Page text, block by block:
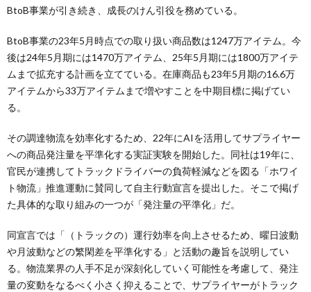
BtoB事業が引き続き、成長のけん引役を務めている。
BtoB事業の23年5月時点での取り扱い商品数は1247万アイテム。今
後は24年5月期には1470万アイテム、25年5月期には1800万アイテ
ムまで拡充する計画を立てている。在庫商品も23年5月期の16.6万
アイテムから33万アイテムまで増やすことを中期目標に掲げてい
る。
その調達物流を効率化するため、22年にAIを活用してサプライヤー
への商品発注量を平準化する実証実験を開始した。同社は19年に、
官民が連携してトラックドライバーの負荷軽減などを図る「ホワイ
ト物流」推進運動に賛同して自主行動宣言を提出した。そこで掲げ
た具体的な取り組みの一つが「発注量の平準化」だ。
同宣言では「（トラックの）運行効率を向上させるため、曜日波動
や月波動などの繁閑差を平準化する」と活動の趣旨を説明してい
る。物流業界の人手不足が深刻化していく可能性を考慮して、発注
量の変動をなるべく小さく抑えることで、サプライヤーがトラック